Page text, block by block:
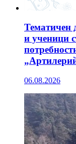
Тематичен
и ученици
06.08.2026